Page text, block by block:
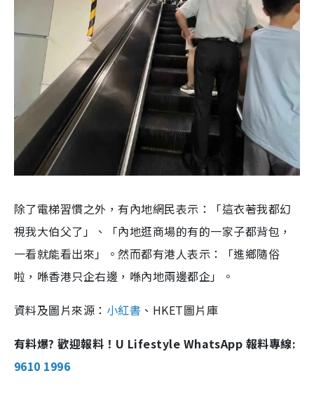
除了電梯習慣之外，有內地網民表示：「這衣著我都幻
視我大伯父了」、「內地逛商場的有的一家子都背包，
一看就能看出來」。然而都有港人表示：「進鄉隨俗
啦，喺香港只企右邊，喺內地兩邊都企」。
資料及圖片來源： 小紅書 、HKET圖片庫
有料爆? 歡迎報料！U Lifestyle WhatsApp 報料專線:
9610 1996